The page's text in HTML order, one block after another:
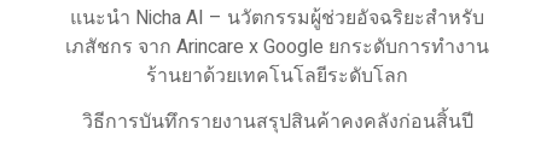
แนะนำ Nicha AI – นวัตกรรมผู้ช่วยอัจฉริยะสำหรับ
เภสัชกร จาก Arincare x Google ยกระดับการทำงาน
ร้านยาด้วยเทคโนโลยีระดับโลก
วิธีการบันทึกรายงานสรุปสินค้าคงคลังก่อนสิ้นปี